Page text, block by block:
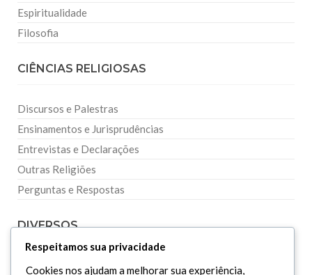
Espiritualidade
Filosofia
CIÊNCIAS RELIGIOSAS
Discursos e Palestras
Ensinamentos e Jurisprudências
Entrevistas e Declarações
Outras Religiões
Perguntas e Respostas
DIVERSOS
Curiosidades
Respeitamos sua privacidade
Cookies nos ajudam a melhorar sua experiência,